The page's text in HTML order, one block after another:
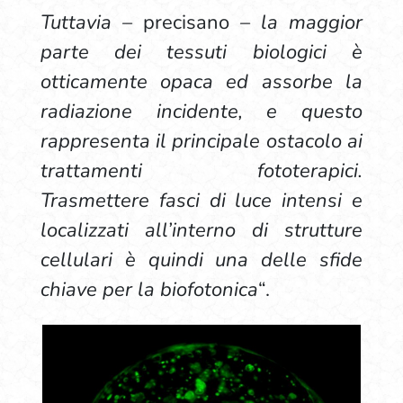
Tuttavia –precisano– la maggior
parte dei tessuti biologici è
otticamente opaca ed assorbe la
radiazione incidente, e questo
rappresenta il principale ostacolo ai
trattamenti fototerapici.
Trasmettere fasci di luce intensi e
localizzati all’interno di strutture
cellulari è quindi una delle sfide
chiave per la biofotonica“.